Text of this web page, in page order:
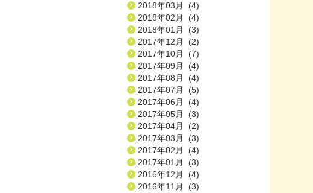
2018年03月 (4)
2018年02月 (4)
2018年01月 (3)
2017年12月 (2)
2017年10月 (7)
2017年09月 (4)
2017年08月 (4)
2017年07月 (5)
2017年06月 (4)
2017年05月 (3)
2017年04月 (2)
2017年03月 (3)
2017年02月 (4)
2017年01月 (3)
2016年12月 (4)
2016年11月 (3)